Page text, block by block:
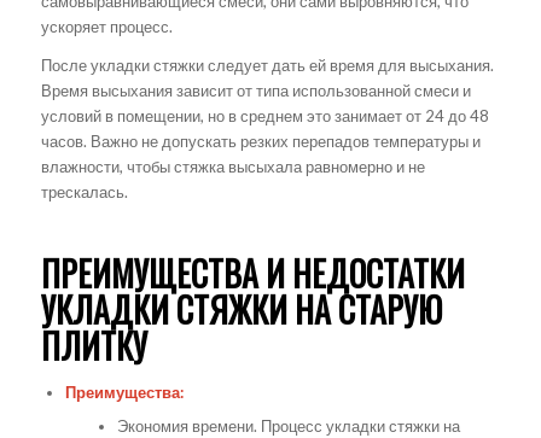
ускоряет процесс.
После укладки стяжки следует дать ей время для высыхания.
Время высыхания зависит от типа использованной смеси и
условий в помещении, но в среднем это занимает от 24 до 48
часов. Важно не допускать резких перепадов температуры и
влажности, чтобы стяжка высыхала равномерно и не
трескалась.
ПРЕИМУЩЕСТВА И НЕДОСТАТКИ
УКЛАДКИ СТЯЖКИ НА СТАРУЮ
ПЛИТКУ
Преимущества:
Экономия времени. Процесс укладки стяжки на